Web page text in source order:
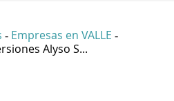
- Empresas en VALLE -
Alyso S...